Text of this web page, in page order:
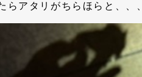
らアタリがちらほらと、、